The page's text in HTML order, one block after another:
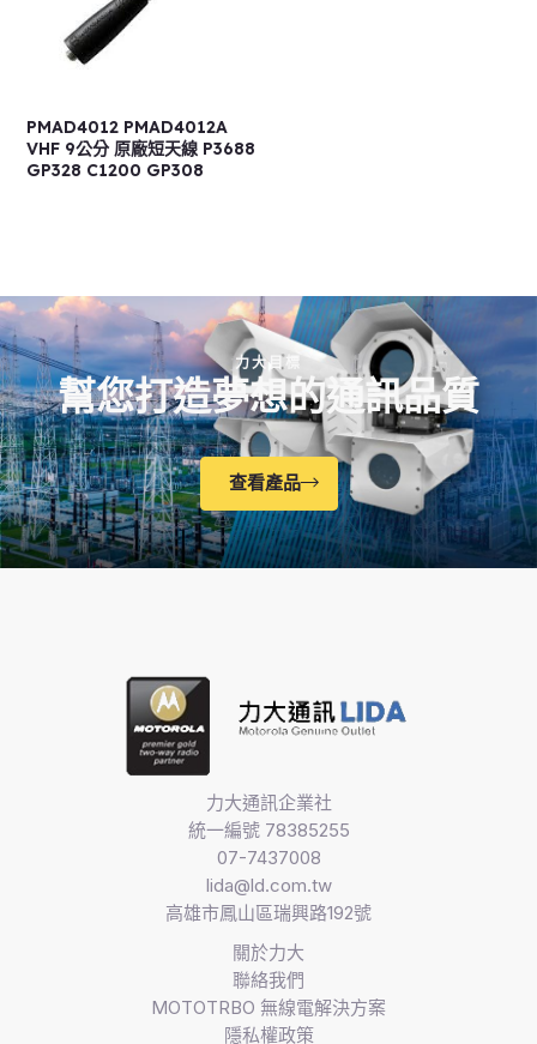
PMAD4012 PMAD4012A
VHF 9公分 原廠短天線 P3688
GP328 C1200 GP308
力大目標
幫您打造夢想的通訊品質
查看產品
力大通訊企業社
統一編號 78385255
07-7437008
lida@ld.com.tw
高雄市鳳山區瑞興路192號
關於力大
聯絡我們
MOTOTRBO 無線電解決方案​
隱私權政策